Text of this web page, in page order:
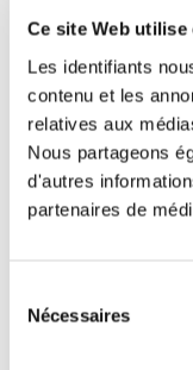
Ce site Web utilise
Les identifiants
contenu et les
relatives aux
Nous partageons
d'autres
partenaires de
Nécessaires